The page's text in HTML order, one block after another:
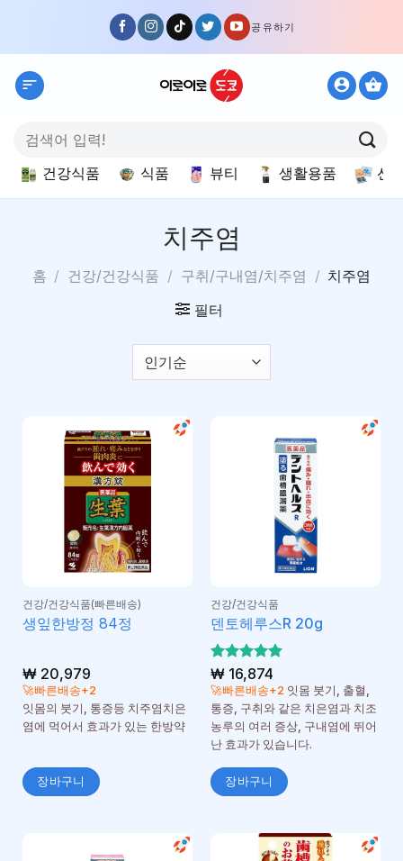
content
공유하기
색:
건강식품 식품 뷰티 생활용품 선
치주염
홈 / 건강/건강식품 / 구취/구내염/치주염 / 치주염
필터
건강/건강식품(빠른배송)
생잎한방정 84정
₩20,979
🚀빠른배송+2
잇몸의 붓기, 통증등 치주염치은
염에 먹어서 효과가 있는 한방약
장바구니
건강/건강식품
덴토헤루스R 20g
5 중에서
5로 평가
됨
₩16,874
🚀빠른배송+2 잇몸 붓기, 출혈,
통증, 구취와 같은 치은염과 치조
농루의 여러 증상, 구내염에 뛰어
난 효과가 있습니다.
장바구니